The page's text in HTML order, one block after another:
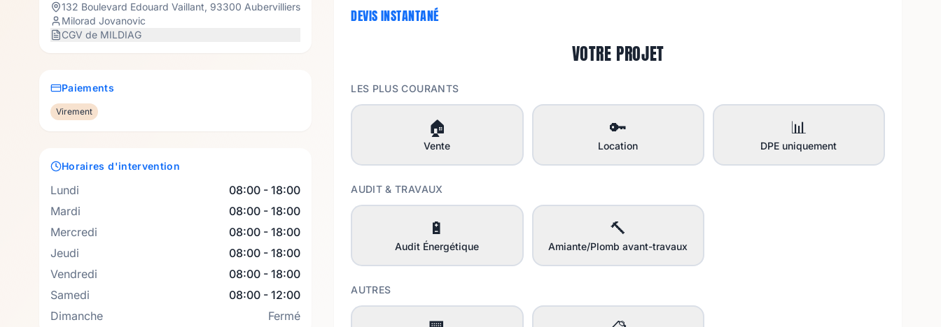
132 Boulevard Edouard Vaillant, 93300 Aubervilliers
Milorad Jovanovic
CGV de MILDIAG
Paiements
Virement
Horaires d'intervention
Lundi
08:00 - 18:00
Mardi
08:00 - 18:00
Mercredi
08:00 - 18:00
Jeudi
08:00 - 18:00
Vendredi
08:00 - 18:00
Samedi
08:00 - 12:00
Dimanche
Fermé
DEVIS INSTANTANÉ
VOTRE PROJET
LES PLUS COURANTS
🏠
Vente
🔑
Location
📊
DPE uniquement
AUDIT & TRAVAUX
🔋
Audit Énergétique
🔨
Amiante/Plomb avant-travaux
AUTRES